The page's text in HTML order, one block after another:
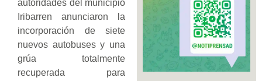
autoridades del municipio
Iribarren anunciaron la
incorporación de siete
nuevos autobuses y una
grúa totalmente
recuperada para